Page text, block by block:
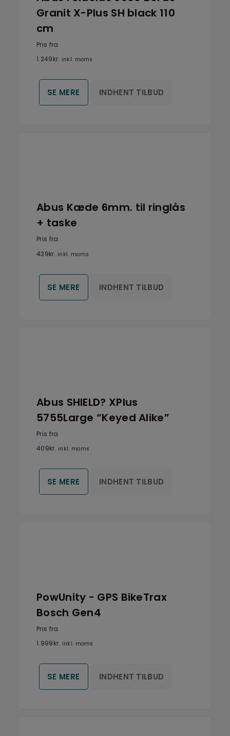
Granit X-Plus SH black 110
cm
Pris fra
1.249kr. inkl. moms
SE MERE INDHENT TILBUD
Abus Kæde 6mm. til ringlås
+ taske
Pris fra
439kr. inkl. moms
SE MERE INDHENT TILBUD
Abus SHIELD? XPlus
5755Large “Keyed Alike”
Pris fra
409kr. inkl. moms
SE MERE INDHENT TILBUD
PowUnity - GPS BikeTrax
Bosch Gen4
Pris fra
1.999kr. inkl. moms
SE MERE INDHENT TILBUD